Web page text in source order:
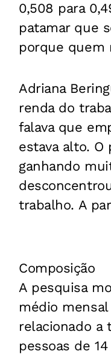
0,508 para
patamar que
porque quem
Adriana
renda do
falava que
estava alto. O
ganhando
trabalho. A
Composição
A pesquisa
médio
relacionado a
pessoas de